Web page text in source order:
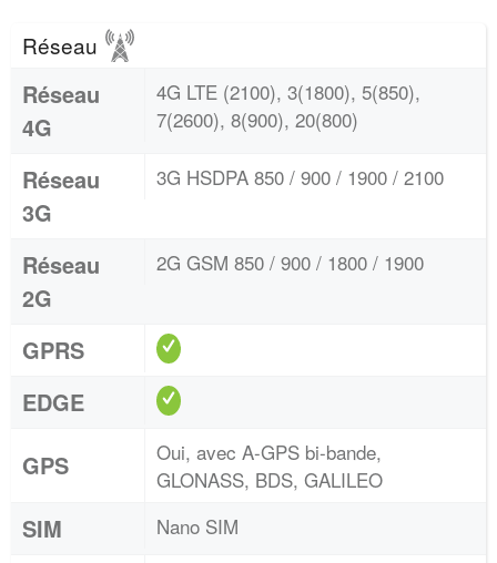
Réseau
Réseau
4G
4G LTE (2100), 3(1800), 5(850),
7(2600), 8(900), 20(800)
Réseau
3G
3G HSDPA 850 / 900 / 1900 / 2100
Réseau
2G
2G GSM 850 / 900 / 1800 / 1900
GPRS
EDGE
GPS
Oui, avec A-GPS bi-bande,
GLONASS, BDS, GALILEO
SIM Nano SIM